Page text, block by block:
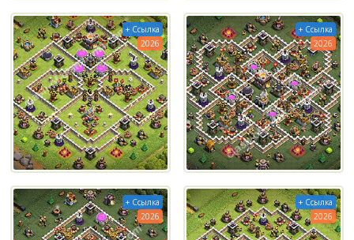
+ Ссылка
2026
+ Ссылка
2026
+ Ссылка
2026
+ Ссылка
2026